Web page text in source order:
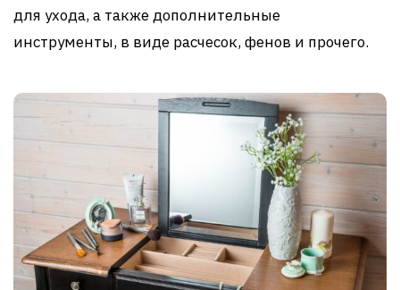
для ухода, а также дополнительные
инструменты, в виде расчесок, фенов и прочего.